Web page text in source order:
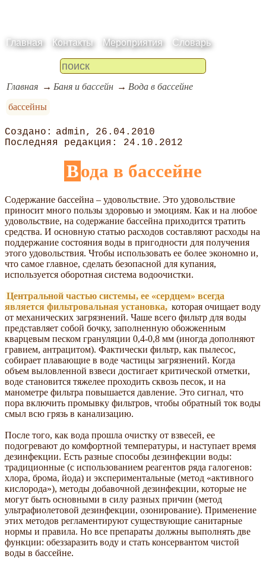
Главная Контакты Мероприятия Словарь
Главная Баня и бассейн
Вода в бассейне
бассейны
admin
26.04.2010
24.10.2012
Вода в бассейне
Содержание бассейна – удовольствие. Это удовольствие
приносит много пользы здоровью и эмоциям. Как и на любое
удовольствие, на содержание бассейна приходится тратить
средства. И основную статью расходов составляют расходы на
поддержание состояния воды в пригодности для получения
этого удовольствия. Чтобы использовать ее более экономно и,
что самое главное, сделать безопасной для купания,
используется оборотная система водоочистки.
Центральной частью системы, ее «сердцем» всегда
является фильтровальная установка, которая очищает воду
от механических загрязнений. Чаше всего фильтр для воды
представляет собой бочку, заполненную обожженным
кварцевым песком грануляции 0,4-0,8 мм (иногда дополняют
гравием, антрацитом). Фактически фильтр, как пылесос,
собирает плавающие в воде частицы загрязнений. Когда
объем выловленной взвеси достигает критической отметки,
воде становится тяжелее проходить сквозь песок, и на
манометре фильтра повышается давление. Это сигнал, что
пора включить промывку фильтров, чтобы обратный ток воды
смыл всю грязь в канализацию.
После того, как вода прошла очистку от взвесей, ее
подогревают до комфортной температуры, и наступает время
дезинфекции. Есть разные способы дезинфекции воды:
традиционные (с использованием реагентов ряда галогенов:
хлора, брома, йода) и экспериментальные (метод «активного
кислорода»), методы добавочной дезинфекции, которые не
могут быть основными в силу разных причин (метод
ультрафиолетовой дезинфекции, озонирование). Применение
этих методов регламентируют существующие санитарные
нормы и правила. Но все препараты должны выполнять две
функции: обеззаразить воду и стать консервантом чистой
воды в бассейне.